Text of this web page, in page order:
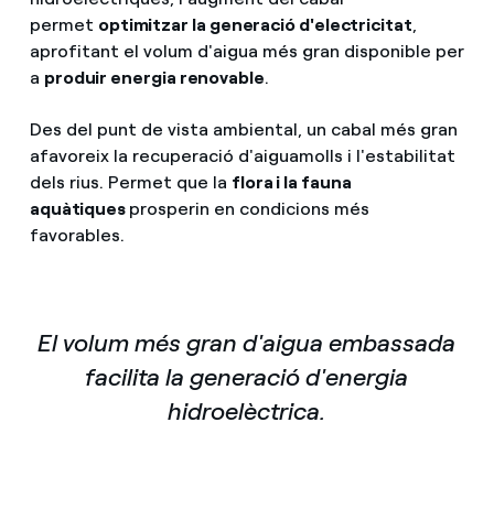
permet optimitzar la generació d'electricitat
aprofitant el volum d'aigua més gran disponible per
a produir energia renovable.
Des del punt de vista ambiental, un cabal més gran
afavoreix la recuperació d'aiguamolls i l'estabilitat
dels rius. Permet que la flora i la fauna
aquàtiques prosperin en condicions més
favorables.
El volum més gran d'aigua embassada
facilita la generació d'energia
hidroelèctrica.